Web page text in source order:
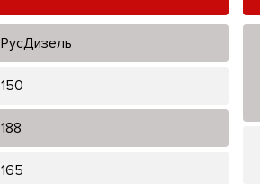
РусДизель
150
188
165